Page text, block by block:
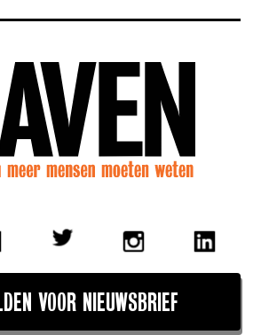
VOOR NIEUWSBRIEF